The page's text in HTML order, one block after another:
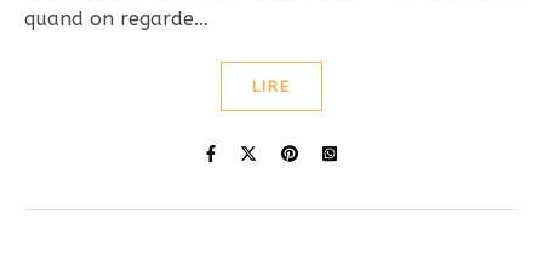
quand on regarde…
LIRE